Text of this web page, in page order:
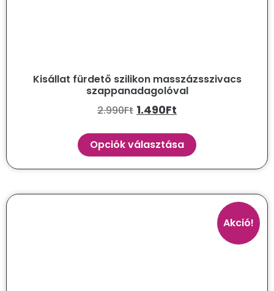
Kisállat fürdető szilikon masszázsszivacs
szappanadagolóval
2.990Ft 1.490Ft
Opciók választása
Akció!